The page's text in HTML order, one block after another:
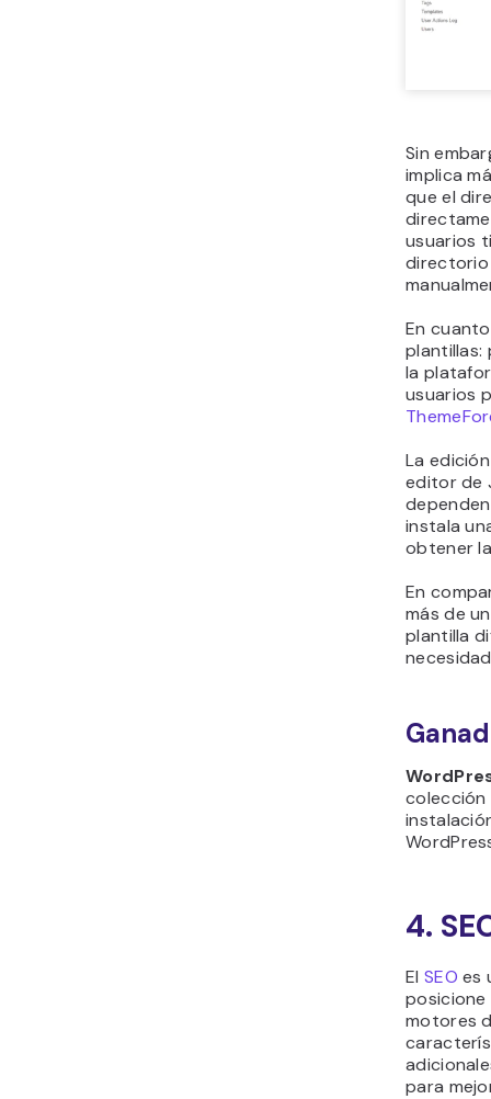
Sin
implica
que el
usuarios
directorio
En
la
usuarios
La
editor de
instala
obtener
En
más de
plantilla
colección
4.
El SEO es
posicione
motores
para